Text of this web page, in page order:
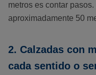
metros es contar
aproximadamente 50
2. Calzadas con
cada sentido o